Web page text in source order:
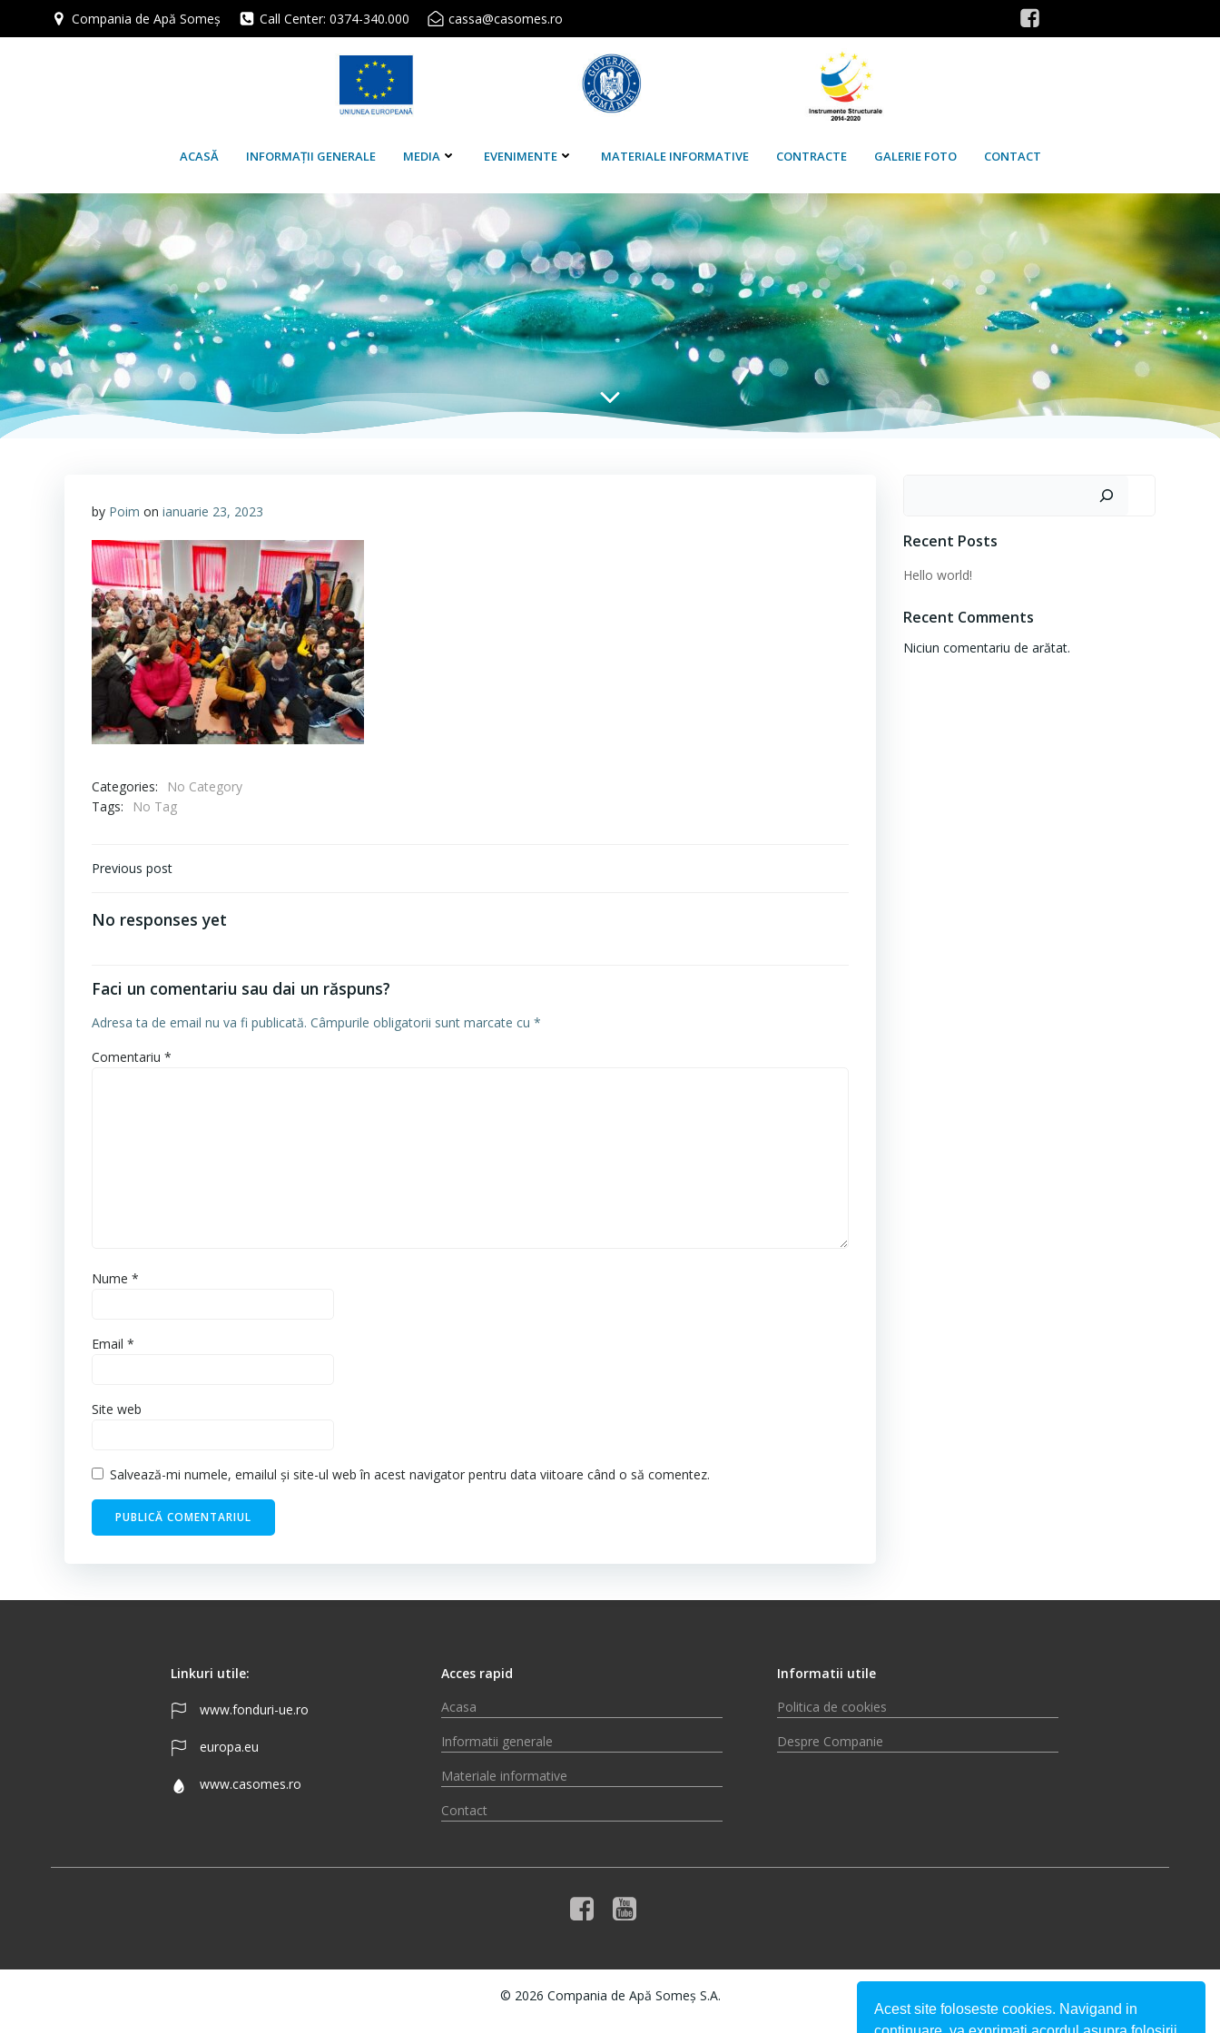
Compania de Apă Someș Call Center: 0374-340.000 cassa@casomes.ro
ACASĂ INFORMAȚII GENERALE MEDIA EVENIMENTE MATERIALE INFORMATIVE CONTRACTE GALERIE FOTO CONTACT
by Poim on ianuarie 23, 2023
Categories:
No Category
Tags:
No Tag
Navigare
articole
Previous post
No responses yet
Faci un comentariu sau dai un răspuns?
Adresa ta de email nu va fi publicată. Câmpurile obligatorii sunt marcate cu *
Comentariu *
Nume *
Email *
Site web
Salvează-mi numele, emailul și site-ul web în acest navigator pentru data viitoare când o să comentez.
Recent Posts
Hello world!
Recent Comments
Niciun comentariu de arătat.
Linkuri utile:
www.fonduri-ue.ro
europa.eu
www.casomes.ro
Acces rapid
Acasa
Informatii generale
Materiale informative
Contact
Informatii utile
Politica de cookies
Despre Companie
© 2026 Compania de Apă Someș S.A.
Acest site foloseste cookies. Navigand in